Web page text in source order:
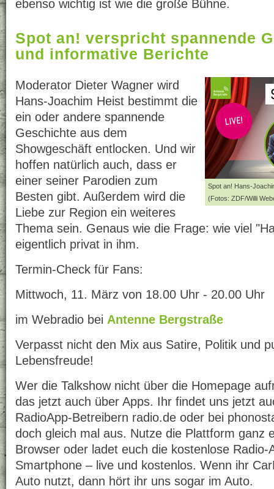
ebenso wichtig ist wie die große Bühne.
Spot an! verspricht spannende
und informative Berichte
Spot an! Hans-
(Fotos: ZDF/Willi
Moderator Dieter Wagner wird
Hans-Joachim Heist bestimmt die
ein oder andere spannende
Geschichte aus dem
Showgeschäft entlocken. Und wir
hoffen natürlich auch, dass er
einer seiner Parodien zum
Besten gibt. Außerdem wird die
Liebe zur Region ein weiteres
Thema sein. Genaus wie die Frage: wie viel
eigentlich privat in ihm.
Termin-Check für Fans:
Mittwoch, 11. März von 18.00 Uhr - 20.00 Uhr
im Webradio bei Antenne Bergstraße
Verpasst nicht den Mix aus Satire, Politik und
Lebensfreude!
Wer die Talkshow nicht über die Homepage
das jetzt auch über Apps. Ihr findet uns jetzt
RadioApp-Betreibern radio.de oder bei
doch gleich mal aus. Nutze die Plattform ganz
Browser oder ladet euch die kostenlose Radio-
Smartphone – live und kostenlos. Wenn ihr
Auto nutzt, dann hört ihr uns sogar im Auto.